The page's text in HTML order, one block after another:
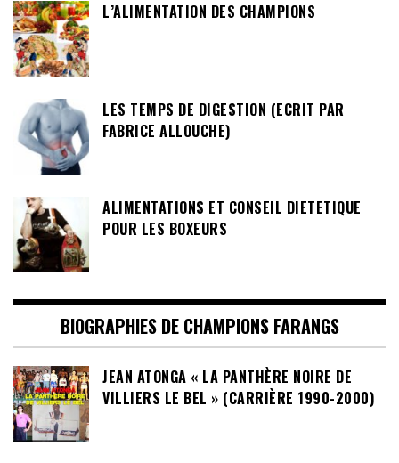
L’ALIMENTATION DES CHAMPIONS
LES TEMPS DE DIGESTION (ECRIT PAR
FABRICE ALLOUCHE)
ALIMENTATIONS ET CONSEIL DIETETIQUE
POUR LES BOXEURS
BIOGRAPHIES DE CHAMPIONS FARANGS
JEAN ATONGA « LA PANTHÈRE NOIRE DE
VILLIERS LE BEL » (CARRIÈRE 1990-2000)